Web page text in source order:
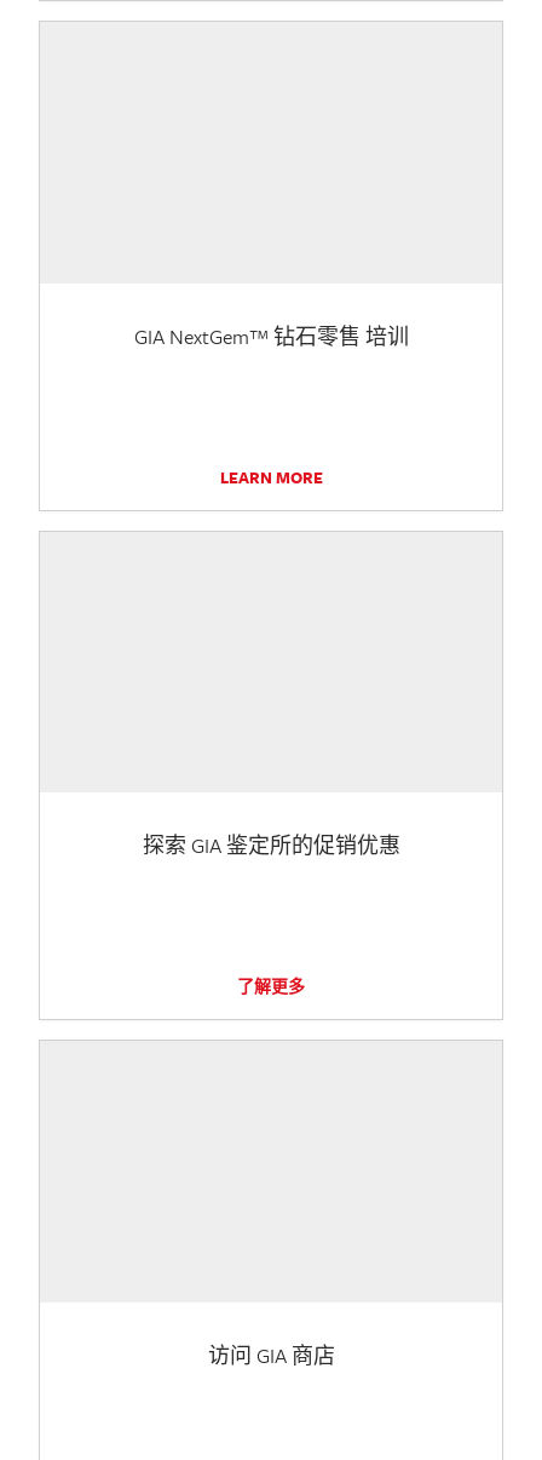
GIA NextGem™ 钻石零售 培训
LEARN MORE
探索 GIA 鉴定所的促销优惠
了解更多
访问 GIA 商店